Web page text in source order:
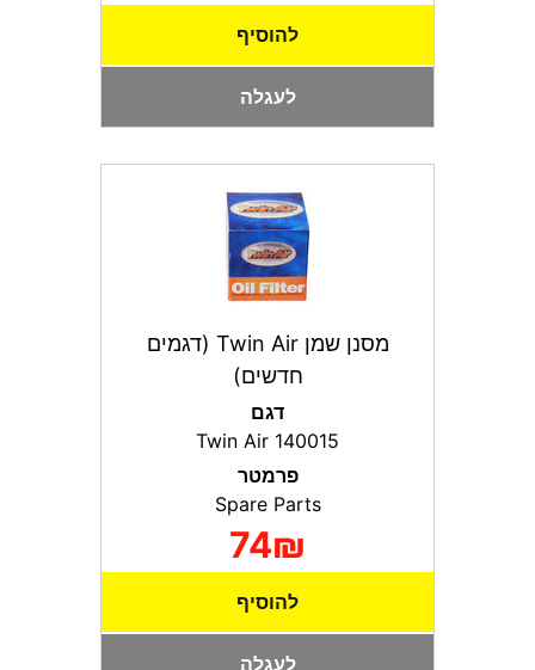
להוסיף
לעגלה
מסנן שמן Twin Air (דגמים
חדשים)
דגם
Twin Air 140015
פרמטר
Spare Parts
74₪
להוסיף
לעגלה